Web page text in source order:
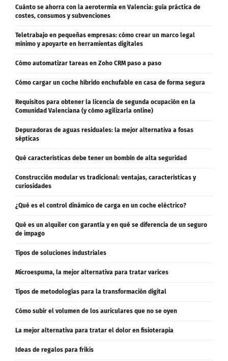
Cuánto se ahorra con la aerotermia en Valencia: guía práctica de
costes, consumos y subvenciones
Teletrabajo en pequeñas empresas: cómo crear un marco legal
mínimo y apoyarte en herramientas digitales
Cómo automatizar tareas en Zoho CRM paso a paso
Cómo cargar un coche híbrido enchufable en casa de forma segura
Requisitos para obtener la licencia de segunda ocupación en la
Comunidad Valenciana (y cómo agilizarla online)
Depuradoras de aguas residuales: la mejor alternativa a fosas
sépticas
Qué características debe tener un bombín de alta seguridad
Construcción modular vs tradicional: ventajas, características y
curiosidades
¿Qué es el control dinámico de carga en un coche eléctrico?
Qué es un alquiler con garantía y en qué se diferencia de un seguro
de impago
Tipos de soluciones industriales
Microespuma, la mejor alternativa para tratar varices
Tipos de metodologías para la transformación digital
Cómo subir el volumen de los auriculares que no se oyen
La mejor alternativa para tratar el dolor en fisioterapia
Ideas de regalos para frikis